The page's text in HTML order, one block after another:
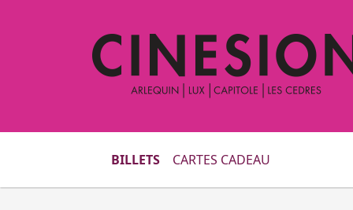
BILLETS CARTES CADEAU